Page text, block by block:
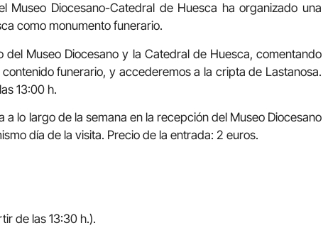
Museo Diocesano-Catedral de Huesca ha organizado una
como monumento funerario.
Museo Diocesano y la Catedral de Huesca, comentando
funerario, y accederemos a la cripta de Lastanosa.
13:00 h.
lo largo de la semana en la recepción del Museo Diocesano
día de la visita. Precio de la entrada: 2 euros.
de las 13:30 h.).